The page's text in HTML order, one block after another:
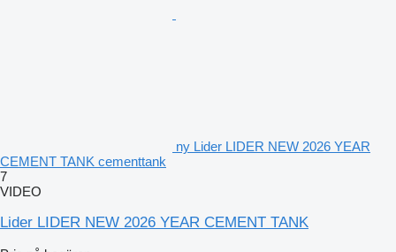
ny Lider LIDER NEW 2026 YEAR
CEMENT TANK cementtank
7
VIDEO
Lider LIDER NEW 2026 YEAR CEMENT TANK